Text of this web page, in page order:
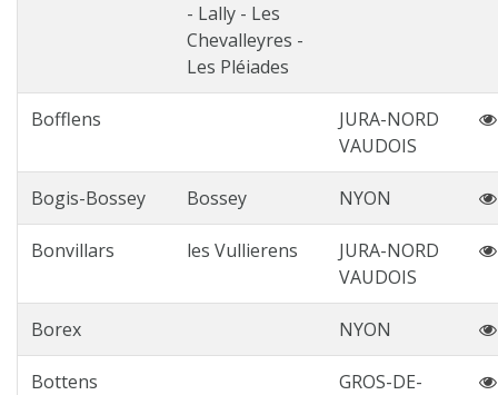
- Lally - Les
Chevalleyres -
Les Pléiades
Bofflens
JURA-NORD
VAUDOIS
Bogis-Bossey Bossey NYON
Bonvillars les Vullierens
JURA-NORD
VAUDOIS
Borex NYON
Bottens
GROS-DE-